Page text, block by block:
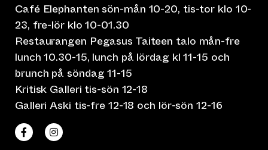
Café Elephanten sön-mån 10-20, tis-tor klo 10-
23, fre-lör klo 10-01.30
Restaurangen Pegasus Taiteen talo mån-fre
lunch 10.30-15, lunch på lördag kl 11-15 och
brunch på söndag 11-15
Kritisk Galleri tis-sön 12-18
Galleri Aski tis-fre 12-18 och lör-sön 12-16
Taiteen talo Facebookissa
(leder till annan webbtjänst)
Taiteen talo Instagramissa
(leder till annan webbtjänst)